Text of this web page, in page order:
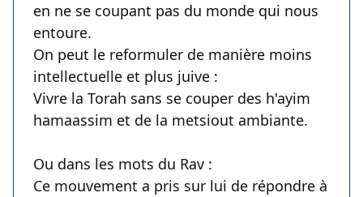
en ne se coupant pas du monde qui nous
entoure.
On peut le reformuler de manière moins
intellectuelle et plus juive :
Vivre la Torah sans se couper des h'ayim
hamaassim et de la metsiout ambiante.
Ou dans les mots du Rav :
Ce mouvement a pris sur lui de répondre à